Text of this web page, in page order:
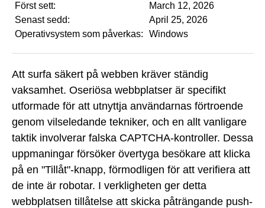
Först sett:
March 12, 2026
Senast sedd:
April 25, 2026
Operativsystem som påverkas:
Windows
Att surfa säkert på webben kräver ständig
vaksamhet. Oseriösa webbplatser är specifikt
utformade för att utnyttja användarnas förtroende
genom vilseledande tekniker, och en allt vanligare
taktik involverar falska CAPTCHA-kontroller. Dessa
uppmaningar försöker övertyga besökare att klicka
på en "Tillåt"-knapp, förmodligen för att verifiera att
de inte är robotar. I verkligheten ger detta
webbplatsen tillåtelse att skicka påträngande push-